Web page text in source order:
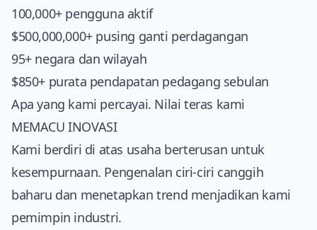
100,000+ pengguna aktif
$500,000,000+ pusing ganti perdagangan
95+ negara dan wilayah
$850+ purata pendapatan pedagang sebulan
Apa yang kami percayai. Nilai teras kami
MEMACU INOVASI
Kami berdiri di atas usaha berterusan untuk
kesempurnaan. Pengenalan ciri-ciri canggih
baharu dan menetapkan trend menjadikan kami
pemimpin industri.